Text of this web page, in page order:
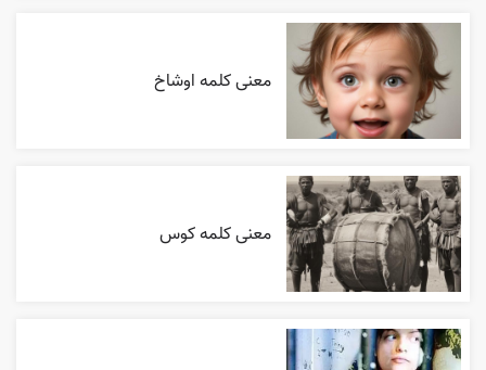
معنی کلمه اوشاخ
معنی کلمه کوس